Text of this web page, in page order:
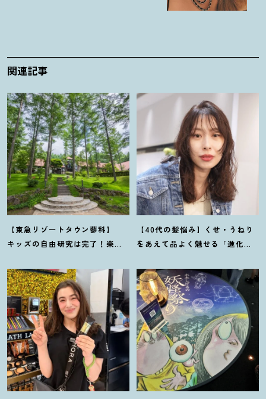
関連記事
【東急リゾートタウン蓼科】
キッズの自由研究は完了 ！楽し
ルをレポート
【40代の髪悩み】くせ・うねり
をあえて品よく魅せる「進化系